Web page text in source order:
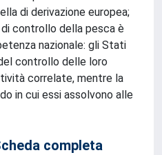
di derivazione europea;
controllo della pesca è
nazionale: gli Stati
controllo delle loro
correlate, mentre la
in cui essi assolvono alle
completa